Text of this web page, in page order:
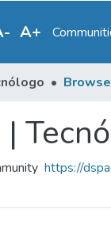
- A+
https://